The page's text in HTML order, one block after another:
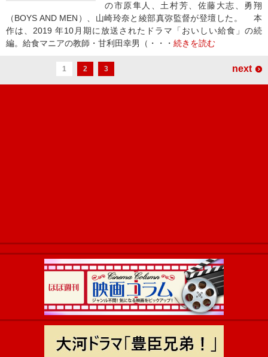
の市原隼人、土村芳、佐藤大志、勇翔
（BOYS AND MEN）、山崎玲奈と綾部真弥監督が登壇した。 本
作は、2019 年10月期に放送されたドラマ「おいしい給食」の続
編。給食マニアの教師・甘利田幸男（・・・ 続きを読む
1 2 3 next